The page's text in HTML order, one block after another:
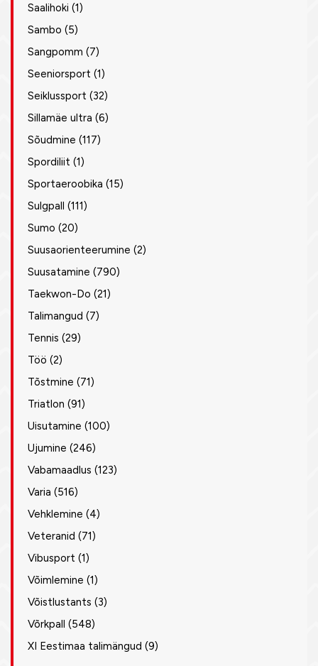
Saalihoki (1)
Sambo (5)
Sangpomm (7)
Seeniorsport (1)
Seiklussport (32)
Sillamäe ultra (6)
Sõudmine (117)
Spordiliit (1)
Sportaeroobika (15)
Sulgpall (111)
Sumo (20)
Suusaorienteerumine (2)
Suusatamine (790)
Taekwon-Do (21)
Talimangud (7)
Tennis (29)
Töö (2)
Tõstmine (71)
Triatlon (91)
Uisutamine (100)
Ujumine (246)
Vabamaadlus (123)
Varia (516)
Vehklemine (4)
Veteranid (71)
Vibusport (1)
Võimlemine (1)
Võistlustants (3)
Võrkpall (548)
XI Eestimaa talimängud (9)